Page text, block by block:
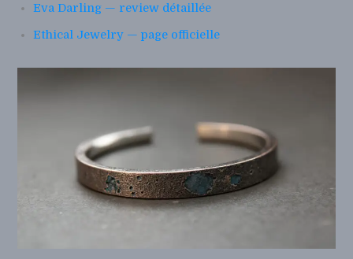
Eva Darling — review détaillée
Ethical Jewelry — page officielle